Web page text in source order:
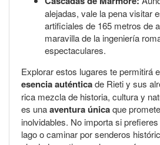
alejadas, vale la pena visitar
artificiales de 165 metros de
maravilla de la ingeniería
espectaculares.
Explorar estos lugares te permitirá
esencia auténticade Rieti y sus
rica mezcla de historia, cultura y
es unaaventura únicaque
inolvidables. No importa si
lago o caminar por senderos